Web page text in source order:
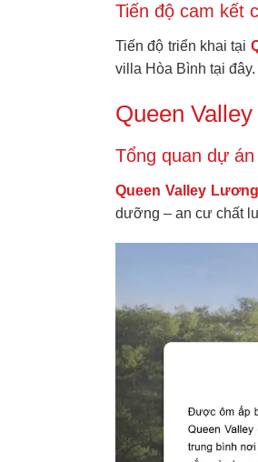
Tiến độ cam kết
Tiến độ triển khai tại
villa Hòa Bình tại đây.
Queen
Tổng quan dự
Queen Valley
dưỡng – an cư chất